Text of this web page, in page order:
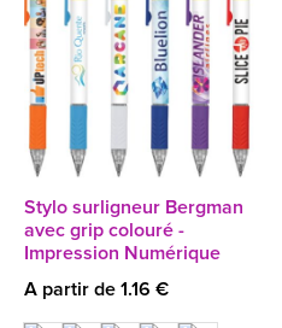
Stylo surligneur Bergman
avec grip colouré -
Impression Numérique
A partir de 1.16 €